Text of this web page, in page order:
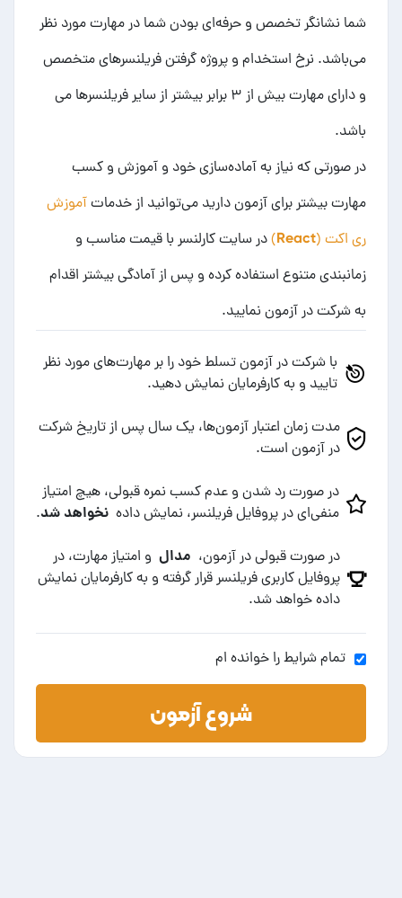
شما نشانگر تخصص و حرفه‌ای بودن شما در مهارت مورد نظر
می‌باشد. نرخ استخدام و پروژه گرفتن فریلنسرهای متخصص
و دارای مهارت بیش از ۳ برابر بیشتر از سایر فریلنسرها می
باشد.
در صورتی که نیاز به آماده‌سازی خود و آموزش و کسب
مهارت بیشتر برای آزمون دارید می‌توانید از خدماتآموزش
ری اکت (React)
در سایت کارلنسر با قیمت مناسب و
زمانبندی متنوع استفاده کرده و پس از آمادگی بیشتر اقدام
به شرکت در آزمون نمایید.
با شرکت در آزمون تسلط خود را بر مهارت‌های مورد نظر
تایید و به کارفرمایان نمایش دهید.
مدت زمان اعتبار آزمون‌ها، یک سال پس از تاریخ شرکت
در آزمون است.
در صورت رد شدن و عدم کسب نمره قبولی، هیچ امتیاز
منفی‌ای در پروفایل فریلنسر، نمایش داده نخواهد شد.
در صورت قبولی در آزمون، مدال و امتیاز مهارت، در
پروفایل کاربری فریلنسر قرار گرفته و به کارفرمایان نمایش
داده خواهد شد.
تمام شرایط را خوانده ام
شروع آزمون